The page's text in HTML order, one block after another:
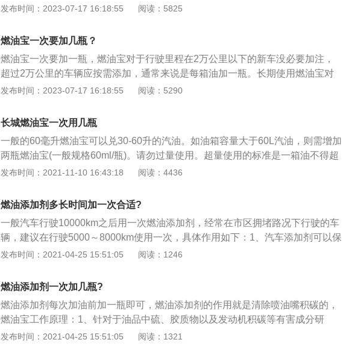
减少磨损、降低排放的目的。使用燃油宝的注意事项是：1、先加燃油宝后再加
格；3、老旧发动机使用期间不能立即跑长途高速；4、不能过量使用；5、加三
分之二或半箱油可加一瓶燃油宝；6、燃油宝添加6次为一个周期，12次是优良使
用周期。
发布时间：2023-07-17 16:18:55 阅读：5825
燃油宝一次要加几瓶？
燃油宝一次要加一瓶，燃油宝对于行驶里程在2万公里以下的新车没必要加注，
超过2万公里的车辆应按需添加，通常来说是每箱油加一瓶。长期使用燃油宝对
发动机是有害的，过量使用会增加燃烧室的积碳，甚至会造成发动机敲缸、爆
机异常磨损；3、提高雾化效率；4、降低汽车排放；5、延长汽车引擎使用寿
命；6、清洁燃油系统。
发布时间：2023-07-17 16:18:55 阅读：5290
长城燃油宝一次用几瓶
一般的60毫升燃油宝可以兑30-60升的汽油。如油箱容量大于60L汽油，则需增加
两瓶燃油宝(一般规格60ml/瓶)。请勿过量使用。超量使用的标准是一箱油不得超
过5瓶燃油宝。如燃油宝量与汽油不相匹配，效果可能不明显。提示消费者要科
或半箱油，加一瓶燃油宝更有效。燃油宝更换为6个周期，12个周期是最好的使
用周期。由于中国油的质量不佳，所以在每次加油前最好先加一瓶，使车辆始终
处于良好状态。
发布时间：2021-11-10 16:43:18 阅读：4436
燃油添加剂多长时间加一次合适?
一般汽车行驶10000km之后用一次燃油添加剂，经常在市区拥堵路况下行驶的车
辆，建议在行驶5000～8000km使用一次，具体作用如下：1、汽车添加剂可以保
护发动机的燃油系统、进气系统、润滑系统等部位，让发动机发挥持续的、可信
染、降低因燃油导致的发动机故障；2、燃油添加剂从使用对象上讲目前分为汽
油添加剂及柴油添加剂。从功能上来讲一般分为三类：清洁型、养护型、动力提
升型。清洁型及养护型中的化学成分中都含有清洁因子，可有效清洗或者抑制发
动机积碳产生，根据不同的化学成分，添加剂一共被分为四代；3、动力提升型
中一般含有金属成分，比如MMT（锰）等金属化合物，可以解决车辆因燃油品质
发布时间：2021-04-25 15:51:05 阅读：1246
燃油添加剂一次加几瓶?
燃油添加剂每次加油前加一瓶即可，燃油添加剂的作用就是清除喷油嘴积碳的，
燃油宝工作原理：1、针对于油品中硫、胶质物以及发动机积碳等有害成分研
制。在燃油室产生“微爆”，使燃油二次雾化；2、引发完全燃烧，提升引擎动力，
发布时间：2021-04-25 15:51:05 阅读：1321